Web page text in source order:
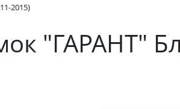
2015)
"ГАРАНТ"